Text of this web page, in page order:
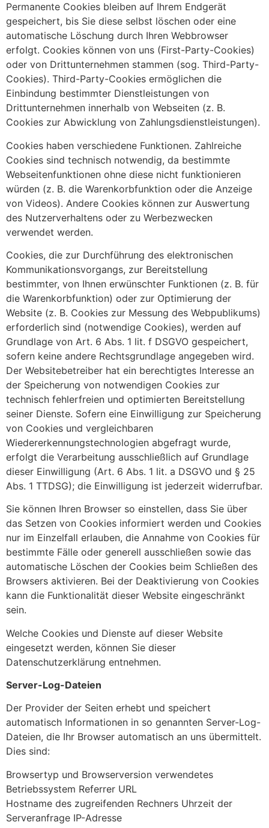
Permanente Cookies bleiben auf Ihrem Endgerät
gespeichert, bis Sie diese selbst löschen oder eine
automatische Löschung durch Ihren Webbrowser
erfolgt. Cookies können von uns (First-Party-Cookies)
oder von Drittunternehmen stammen (sog. Third-Party-
Cookies). Third-Party-Cookies ermöglichen die
Einbindung bestimmter Dienstleistungen von
Drittunternehmen innerhalb von Webseiten (z. B.
Cookies zur Abwicklung von Zahlungsdienstleistungen).
Cookies haben verschiedene Funktionen. Zahlreiche
Cookies sind technisch notwendig, da bestimmte
Webseitenfunktionen ohne diese nicht funktionieren
würden (z. B. die Warenkorbfunktion oder die Anzeige
von Videos). Andere Cookies können zur Auswertung
des Nutzerverhaltens oder zu Werbezwecken
verwendet werden.
Cookies, die zur Durchführung des elektronischen
Kommunikationsvorgangs, zur Bereitstellung
bestimmter, von Ihnen erwünschter Funktionen (z. B. für
die Warenkorbfunktion) oder zur Optimierung der
Website (z. B. Cookies zur Messung des Webpublikums)
erforderlich sind (notwendige Cookies), werden auf
Grundlage von Art. 6 Abs. 1 lit. f DSGVO gespeichert,
sofern keine andere Rechtsgrundlage angegeben wird.
Der Websitebetreiber hat ein berechtigtes Interesse an
der Speicherung von notwendigen Cookies zur
technisch fehlerfreien und optimierten Bereitstellung
seiner Dienste. Sofern eine Einwilligung zur Speicherung
von Cookies und vergleichbaren
Wiedererkennungstechnologien abgefragt wurde,
erfolgt die Verarbeitung ausschließlich auf Grundlage
dieser Einwilligung (Art. 6 Abs. 1 lit. a DSGVO und § 25
Abs. 1 TTDSG); die Einwilligung ist jederzeit widerrufbar.
Sie können Ihren Browser so einstellen, dass Sie über
das Setzen von Cookies informiert werden und Cookies
nur im Einzelfall erlauben, die Annahme von Cookies für
bestimmte Fälle oder generell ausschließen sowie das
automatische Löschen der Cookies beim Schließen des
Browsers aktivieren. Bei der Deaktivierung von Cookies
kann die Funktionalität dieser Website eingeschränkt
sein.
Welche Cookies und Dienste auf dieser Website
eingesetzt werden, können Sie dieser
Datenschutzerklärung entnehmen.
Server-Log-Dateien
Der Provider der Seiten erhebt und speichert
automatisch Informationen in so genannten Server-Log-
Dateien, die Ihr Browser automatisch an uns übermittelt.
Dies sind:
Browsertyp und Browserversion verwendetes
Betriebssystem Referrer URL
Hostname des zugreifenden Rechners Uhrzeit der
Serveranfrage IP-Adresse